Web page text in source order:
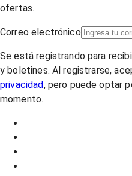
ofertas.
Correo electrónico
Se está registrando para
y boletines. Al registrarse,
privacidad, pero puede optar
momento.